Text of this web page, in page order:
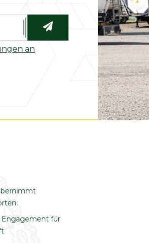
an
Engagement für